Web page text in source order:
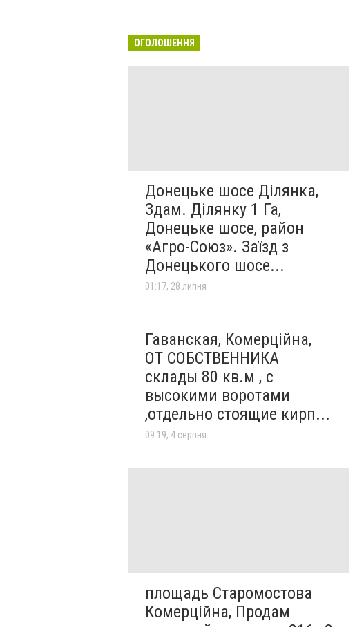
ОГОЛОШЕННЯ
Донецьке шосе Ділянка,
Здам. Ділянку 1 Га,
Донецьке шосе, район
«Агро-Союз». Заїзд з
Донецького шосе...
01:17, 28 липня
Гаванская, Комерційна,
ОТ СОБСТВЕННИКА
склады 80 кв.м , c
высокими воротами
,отдельно стоящие кирп...
09:19, 4 серпня
площадь Старомостова
Комерційна, Продам